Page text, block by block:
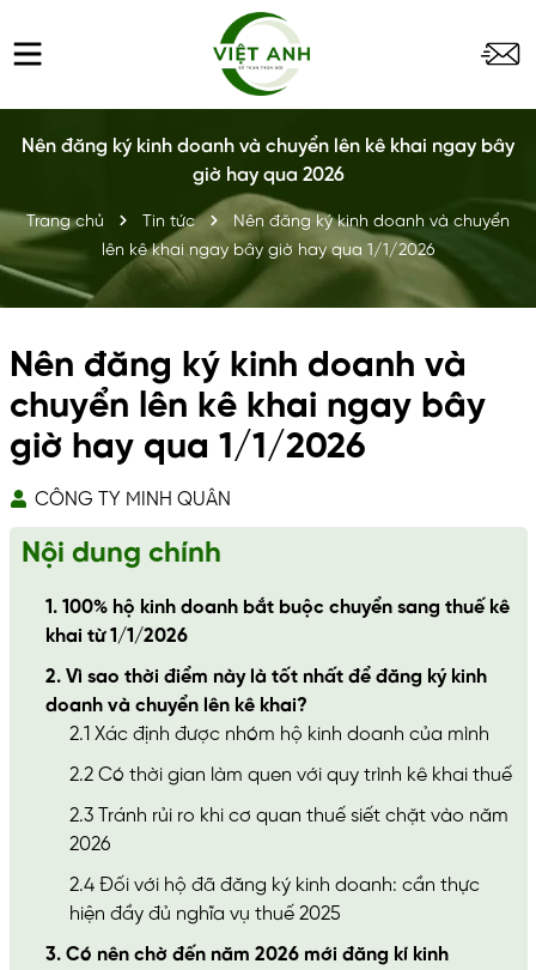
Nên đăng ký kinh doanh và chuyển lên kê khai ngay bây
giờ hay qua 2026
Trang chủ Tin tức
Nên đăng ký kinh doanh và chuyển
lên kê khai ngay bây giờ hay qua 1/1/2026
Nên đăng ký kinh doanh và
chuyển lên kê khai ngay bây
giờ hay qua 1/1/2026
CÔNG TY MINH QUÂN
Nội dung chính
1. 100% hộ kinh doanh bắt buộc chuyển sang thuế kê
khai từ 1/1/2026
2. Vì sao thời điểm này là tốt nhất để đăng ký kinh
doanh và chuyển lên kê khai?
2.1 Xác định được nhóm hộ kinh doanh của mình
2.2 Có thời gian làm quen với quy trình kê khai thuế
2.3 Tránh rủi ro khi cơ quan thuế siết chặt vào năm
2026
2.4 Đối với hộ đã đăng ký kinh doanh: cần thực
hiện đầy đủ nghĩa vụ thuế 2025
3. Có nên chờ đến năm 2026 mới đăng kí kinh